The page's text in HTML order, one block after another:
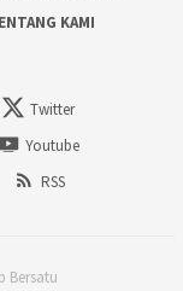
KAMI
Twitter
Youtube
RSS
Bersatu